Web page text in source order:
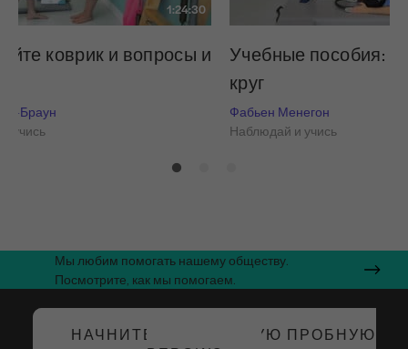
1:24:30
коврик и вопросы и
Браун
учись
Учебные пособия:
круг
Фабьен Менегон
Наблюдай и учись
Мы любим помогать нашему обществу.
Посмотрите, как мы помогаем.
НАЧНИТЕ БЕСПЛАТНУЮ ПРОБНУЮ